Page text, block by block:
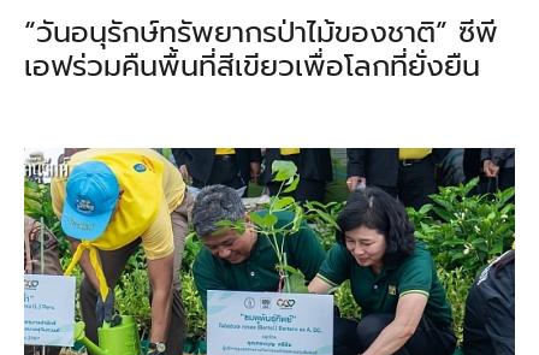
“วันอนุรักษ์ทรัพยากรป่าไม้ของชาติ” ซีพี
เอฟร่วมคืนพื้นที่สีเขียวเพื่อโลกที่ยั่งยืน